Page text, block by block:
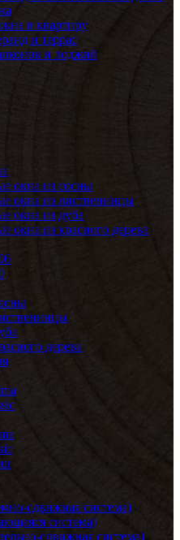
в квартиру
и террас
и лоджий
окна из сосны
окна из лиственницы
окна из дуба
окна из красного дерева
дерева
сдвижная система)
система)
сдвижная система)